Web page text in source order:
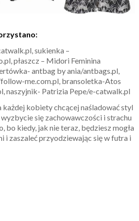
sukienka –
płaszcz – Midori Feminina
antbag by ania/antbags.pl,
me.com.pl, bransoletka-Atos
naszyjnik- Patrizia Pepe/e-catwalk.pl
każdej kobiety chcącej naśladować styl
się zachowawczości i strachu
bo kiedy, jak nie teraz, będziesz mogła
i zaszaleć przyodziewając się w futra i